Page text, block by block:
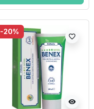
-20%
visibility
favorite_border